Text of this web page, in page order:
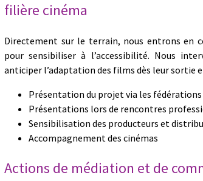
filière cinéma
Directement sur le terrain, nous entrons en
pour sensibiliser à l’accessibilité. Nous
anticiper l’adaptation des films dès leur sortie
Présentation du projet via les
Présentations lors de rencontres
Sensibilisation des producteurs et
Accompagnement des cinémas
Actions de médiation et de